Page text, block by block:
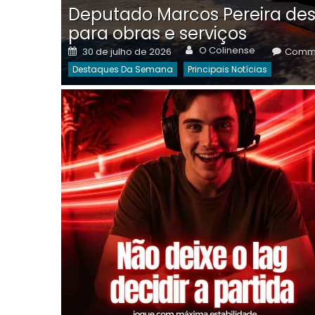
Deputado Marcos Pereira
para obras e serviços
Posted
on
30 de julho de 2026 Author
O Colinense
Destaques Da Semana Principais Notícias